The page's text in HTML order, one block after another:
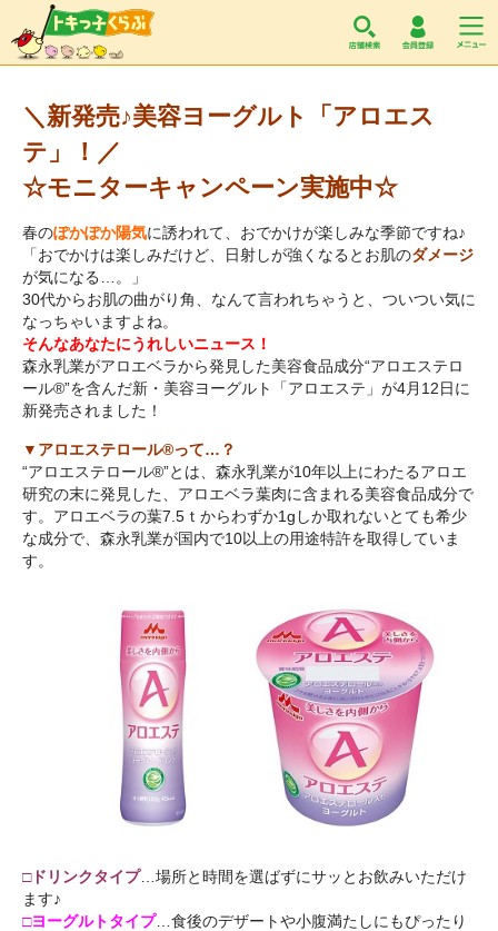
＼新発売♪美容ヨーグルト「アロエス
テ」！／
☆モニターキャンペーン実施中☆
春のぽかぽか陽気に誘われて、おでかけが楽しみな季節ですね♪
「おでかけは楽しみだけど、日射しが強くなるとお肌のダメージ
が気になる…。」
30代からお肌の曲がり角、なんて言われちゃうと、ついつい気に
なっちゃいますよね。
そんなあなたにうれしいニュース！
森永乳業がアロエベラから発見した美容食品成分“アロエステロ
ール®”を含んだ新・美容ヨーグルト「アロエステ」が4月12日に
新発売されました！
▼アロエステロール®って…？
“アロエステロール®”とは、森永乳業が10年以上にわたるアロエ
研究の末に発見した、アロエベラ葉肉に含まれる美容食品成分で
す。アロエベラの葉7.5ｔからわずか1gしか取れないとても希少
な成分で、森永乳業が国内で10以上の用途特許を取得していま
す。
□ドリンクタイプ…場所と時間を選ばずにサッとお飲みいただけ
ます♪
□ヨーグルトタイプ…食後のデザートや小腹満たしにもぴったり